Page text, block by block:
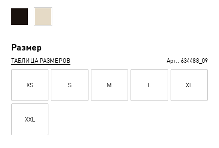
Размер
ТАБЛИЦА РАЗМЕРОВ Арт.: 634488_09
XS S M L XL
XXL